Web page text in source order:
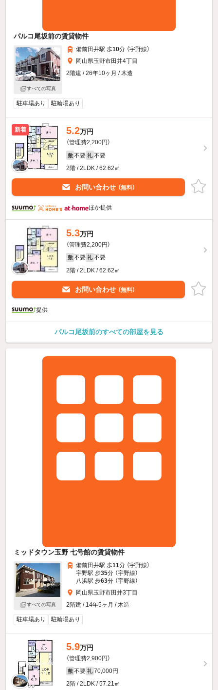
パルコ尾坂前の賃貸物件
すべての写真
備前田井駅 歩10分 （宇野線）
岡山県玉野市田井4丁目
2階建 / 26年10ヶ月 / 木造
駐車場あり 駐輪場あり
新着 5.2万円
（管理費2,200円）
敷 不要 礼 不要
2階 / 2LDK / 62.62㎡
お問い合わせ （無料）
ほか提供
5.3万円
（管理費2,200円）
敷 不要 礼 不要
2階 / 2LDK / 62.62㎡
お問い合わせ （無料）
提供
パルコ尾坂前のすべての部屋を見る
ミッドタウン玉野 七号館の賃貸物件
すべての写真
備前田井駅 歩11分 （宇野線）
宇野駅 歩35分 （宇野線）
八浜駅 歩63分 （宇野線）
岡山県玉野市田井3丁目
2階建 / 14年5ヶ月 / 木造
駐車場あり 駐輪場あり
5.9万円
（管理費2,900円）
敷 不要 礼 70,000円
2階 / 2LDK / 57.21㎡